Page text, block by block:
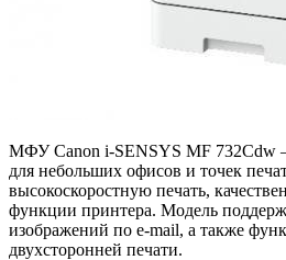
МФУ Canon i-SENSYS MF 732Cdw –
для небольших офисов и точек
высокоскоростную печать,
функции принтера. Модель
изображений по e-mail, а также
двухсторонней печати.